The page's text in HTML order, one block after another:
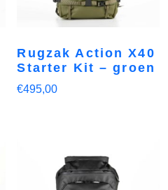
Rugzak Action X40
Starter Kit – groen
€495,00